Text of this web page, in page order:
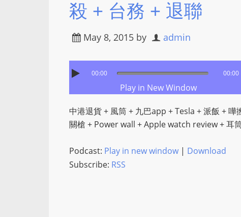
殺 + 台務 + 退聯
May 8, 2015 by admin
00:00 00:00
Play in New Window
中港退貨 + 風筒 + 九巴app + Tesla + 派飯 +
關槍 + Power wall + Apple watch review + 耳
Podcast: Play in new window| Download
Subscribe: RSS